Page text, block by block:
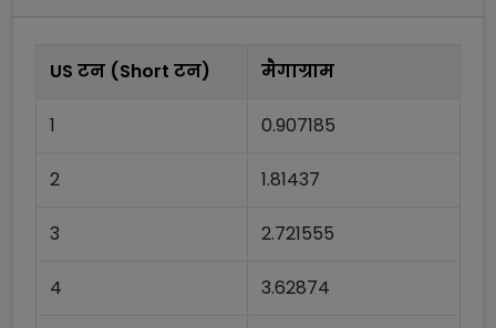
US टन (Short टन) मैगाग्राम
1 0.907185
2 1.81437
3 2.721555
4 3.62874